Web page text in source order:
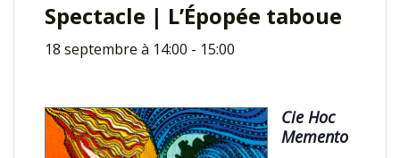
Spectacle | L’Épopée taboue
18 septembre à 14:00 - 15:00
Cie Hoc
Memento